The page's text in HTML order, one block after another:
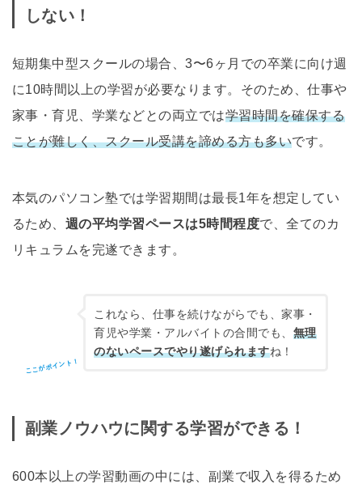
しない！
短期集中型スクールの場合、3〜6ヶ月での卒業に向け週
に10時間以上の学習が必要なります。そのため、仕事や
家事・育児、学業などとの両立では学習時間を確保する
ことが難しく、スクール受講を諦める方も多いです。
本気のパソコン塾では学習期間は最長1年を想定してい
るため、 週の平均学習ペースは5時間程度で、全てのカ
リキュラムを完遂できます。
ここがポイント！
これなら、仕事を続けながらでも、家事・
育児や学業・アルバイトの合間でも、 無理
のないペースでやり遂げられますね！
副業ノウハウに関する学習ができる！
600本以上の学習動画の中には、副業で収入を得るため